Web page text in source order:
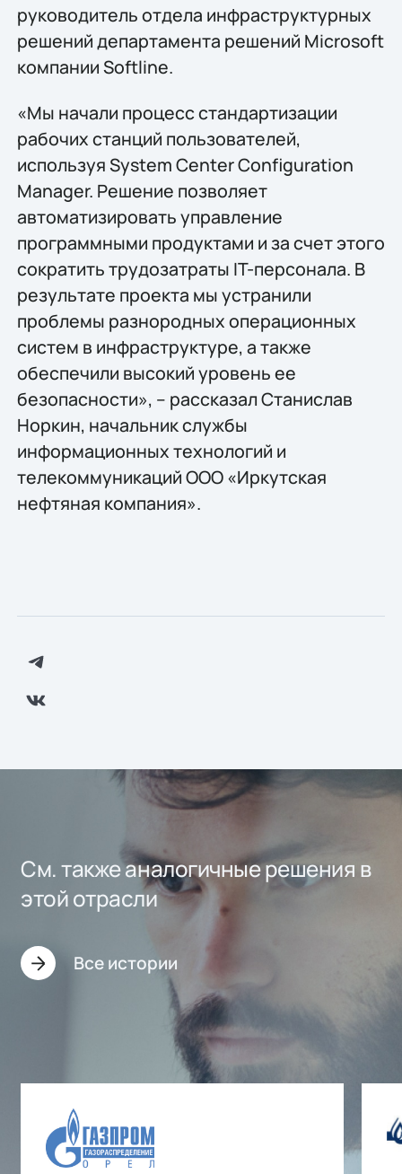
руководитель отдела инфраструктурных
решений департамента решений Microsoft
компании Softline.
«Мы начали процесс стандартизации
рабочих станций пользователей,
используя System Center Configuration
Manager. Решение позволяет
автоматизировать управление
программными продуктами и за счет этого
сократить трудозатраты IT-персонала. В
результате проекта мы устранили
проблемы разнородных операционных
систем в инфраструктуре, а также
обеспечили высокий уровень ее
безопасности», – рассказал Станислав
Норкин, начальник службы
информационных технологий и
телекоммуникаций ООО «Иркутская
нефтяная компания».
См. также аналогичные решения в
этой отрасли
Все истории